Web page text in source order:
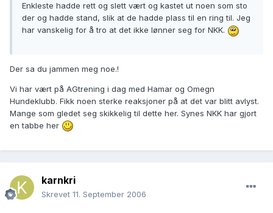
Enkleste hadde rett og slett vært og kastet ut noen som sto
der og hadde stand, slik at de hadde plass til en ring til. Jeg
har vanskelig for å tro at det ikke lønner seg for NKK.
Der sa du jammen meg noe.!
Vi har vært på AGtrening i dag med Hamar og Omegn
Hundeklubb. Fikk noen sterke reaksjoner på at det var blitt avlyst.
Mange som gledet seg skikkelig til dette her. Synes NKK har gjort
en tabbe her
karnkri
Skrevet 11. September 2006